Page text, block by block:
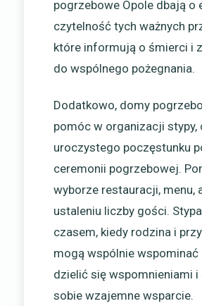
pogrzebowe Opole dbają o
czytelność tych ważnych
które informują o śmierci i
do wspólnego pożegnania.
Dodatkowo, domy
pomóc w organizacji stypy,
uroczystego poczęstunku
ceremonii pogrzebowej.
wyborze restauracji, menu,
ustaleniu liczby gości.
czasem, kiedy rodzina i
mogą wspólnie wspominać
dzielić się wspomnieniami i
sobie wzajemne wsparcie.